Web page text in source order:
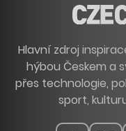
Hlavní zdroj
hýbou Českem a
přes technologie,
sport,